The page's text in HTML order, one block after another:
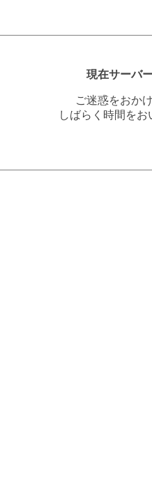
現在サーバ
ご迷惑をおか
しばらく時間を